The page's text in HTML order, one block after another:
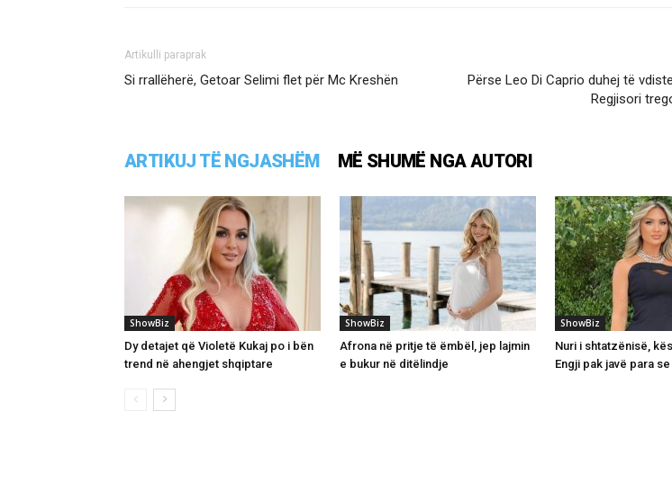
Artikulli paraprak
Si rrallëherë, Getoar Selimi flet për Mc Kreshën
Përse Leo Di Caprio duhej të
Regjisori
ARTIKUJ TË NGJASHËM MË SHUMË NGA AUTORI
ShowBiz
Dy detajet që Violetë Kukaj po i bën
trend në ahengjet shqiptare
ShowBiz
Afrona në pritje të ëmbël, jep lajmin
e bukur në ditëlindje
ShowBiz
Nuri i shtatzënisë,
Engji pak javë para